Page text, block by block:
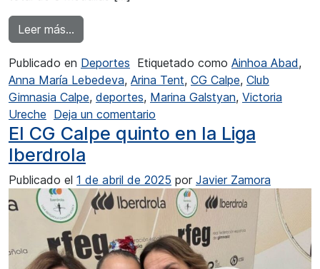
Leer más…
Publicado en Deportes Etiquetado como Ainhoa Abad,
Anna María Lebedeva, Arina Tent, CG Calpe, Club
Gimnasia Calpe, deportes, Marina Galstyan, Victoria
Ureche Deja un comentario
El CG Calpe quinto en la Liga
Iberdrola
Publicado el 1 de abril de 2025 por Javier Zamora